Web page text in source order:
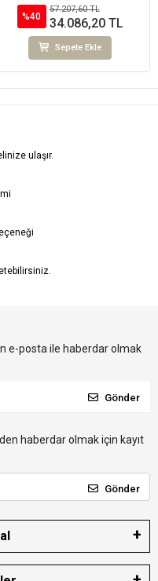
%40
57.207,60 TL
34.086,20 TL
Sepete Ekle
ulaşır.
e-posta ile haberdar olmak
Gönder
haberdar olmak için kayıt
Gönder